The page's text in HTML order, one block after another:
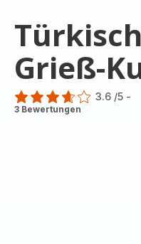
Grieß-
ratings.3.6
3.6 /5 -
3 Bewertungen